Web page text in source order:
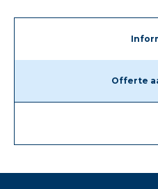
Offerte